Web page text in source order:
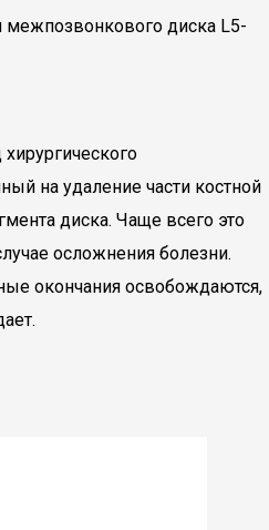
диска L5-
на удаление части костной
диска. Чаще всего это
осложнения болезни.
окончания освобождаются,